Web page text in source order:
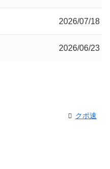
2026/07/18
2026/06/23
クポ速